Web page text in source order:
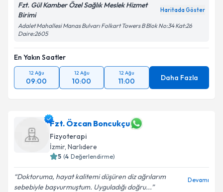
Fzt. Gül Kamber Özel Sağlık Meslek Hizmet
Birimi
Haritada Göster
Adalet Mahallesi Manas Bulvarı Folkart Towers B Blok No:34 Kat:26
Daire:2605
En Yakın Saatler
12 Ağu
09:00
12 Ağu
10:00
12 Ağu
11:00 Daha Fazla
Fzt. Özcan Boncukçu
Fizyoterapi
İzmir, Narlıdere
5 (4 Değerlendirme)
Doktoruma, hayat kalitemi düşüren diz ağrılarım
sebebiyle başvurmuştum. Uyguladığı doğru...
Devamı